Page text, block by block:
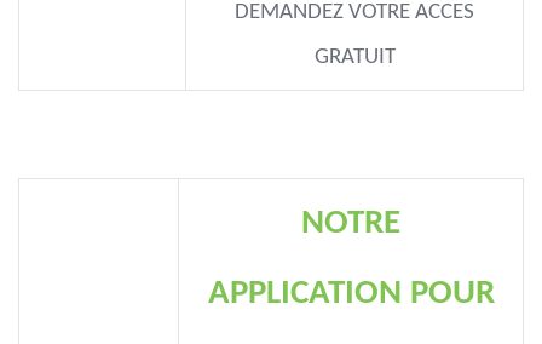
DEMANDEZ VOTRE ACCES
GRATUIT
NOTRE
APPLICATION POUR